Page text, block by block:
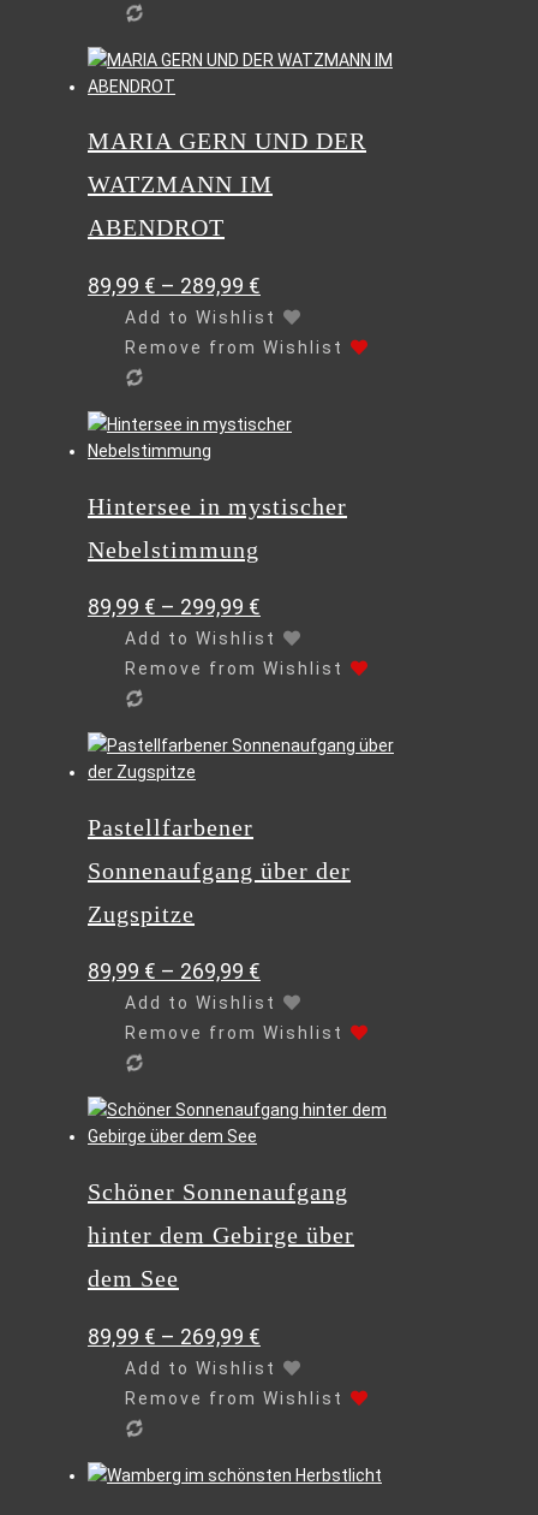
Produktseite
gewählt
werden
Dieses
Produkt
mehrere
auf.
Die
Optionen
auf
Produktseite
gewählt
MARIA GERN UND DER
WATZMANN IM
ABENDROT
89,99 € – 289,99 €
Add to Wishlist
Remove from Wishlist
Dieses
Produkt
mehrere
auf.
Optionen
können
Produktseite
gewählt
werden
Hintersee in mystischer
Nebelstimmung
89,99 € – 299,99 €
Add to Wishlist
Remove from Wishlist
Dieses
Produkt
mehrere
auf.
Die
Optionen
auf
Produktseite
gewählt
Pastellfarbener
Sonnenaufgang über der
Zugspitze
89,99 € – 269,99 €
Add to Wishlist
Remove from Wishlist
Dieses
Produkt
mehrere
auf.
Die
Optionen
auf
Produktseite
gewählt
Schöner Sonnenaufgang
hinter dem Gebirge über
dem See
89,99 € – 269,99 €
Add to Wishlist
Remove from Wishlist
Dieses